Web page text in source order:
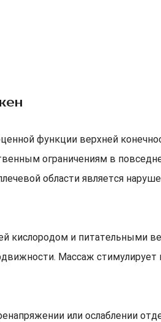
функции верхней
ограничениям в
области является
кислородом и питательными
Массаж
или ослаблении